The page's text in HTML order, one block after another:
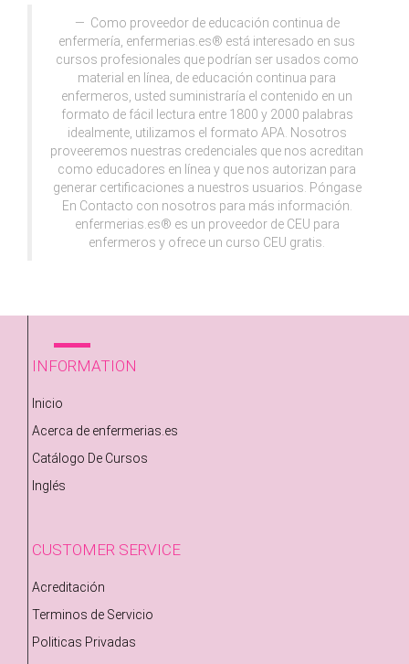
Como proveedor de educación continua de
enfermería, enfermerias.es® está interesado en sus
cursos profesionales que podrían ser usados como
material en línea, de educación continua para
enfermeros, usted suministraría el contenido en un
formato de fácil lectura entre 1800 y 2000 palabras
idealmente, utilizamos el formato APA. Nosotros
proveeremos nuestras credenciales que nos acreditan
como educadores en línea y que nos autorizan para
generar certificaciones a nuestros usuarios. Póngase
En Contacto con nosotros para más información.
enfermerias.es® es un proveedor de CEU para
enfermeros y ofrece un curso CEU gratis.
INFORMATION
Inicio
Acerca de enfermerias.es
Catálogo De Cursos
Inglés
CUSTOMER SERVICE
Acreditación
Terminos de Servicio
Politicas Privadas